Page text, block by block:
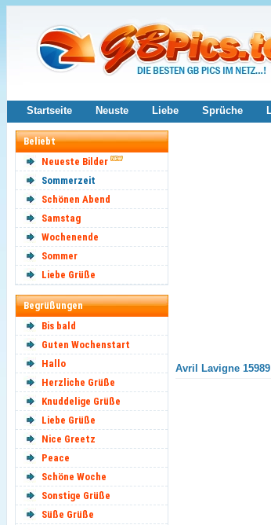
Startseite Neuste Liebe Sprüche
Beliebt
Neueste Bilder
Sommerzeit
Schönen Abend
Samstag
Wochenende
Sommer
Liebe Grüße
Begrüßungen
Bis bald
Guten Wochenstart
Hallo
Herzliche Grüße
Knuddelige Grüße
Liebe Grüße
Nice Greetz
Peace
Schöne Woche
Sonstige Grüße
Süße Grüße
Avril Lavigne